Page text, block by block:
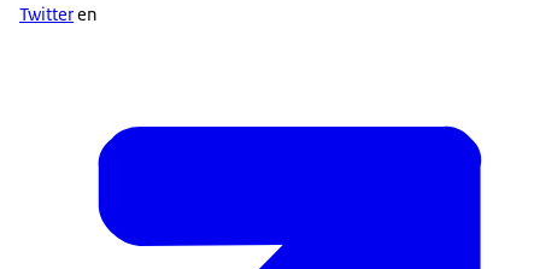
Twitteren